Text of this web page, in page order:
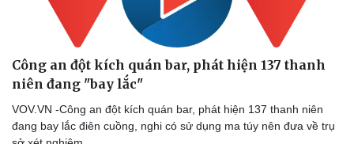
Công an đột kích quán bar, phát hiện 137 thanh
niên đang "bay lắc"
VOV.VN -Công an đột kích quán bar, phát hiện 137 thanh niên
đang bay lắc điên cuồng, nghi có sử dụng ma túy nên đưa về trụ